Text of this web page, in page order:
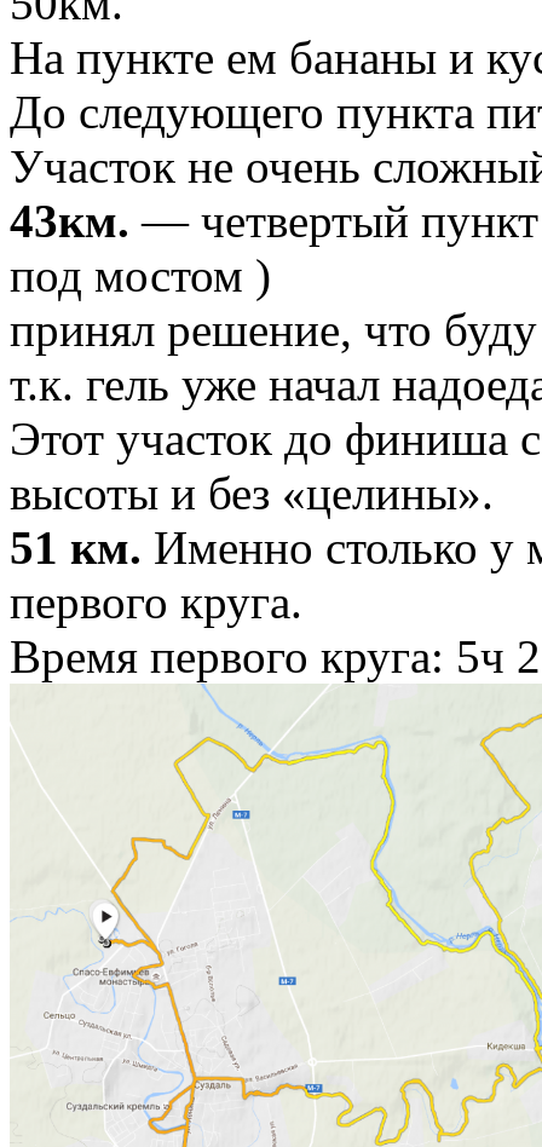
На пункте ем бананы и
До следующего пункта
Участок не очень
43км. — четвертый
под мостом )
принял решение, что
т.к. гель уже начал
Этот участок до финиша
высоты и без «целины».
51 км. Именно столько у
первого круга.
Время первого круга: 5ч